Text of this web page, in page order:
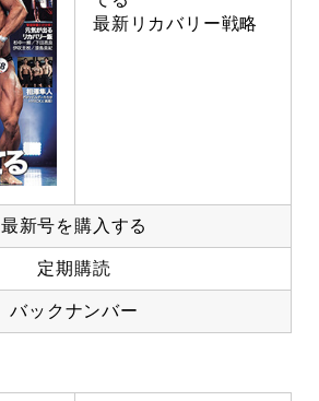
最新リカバリー戦略
最新号を購入する
定期購読
バックナンバー